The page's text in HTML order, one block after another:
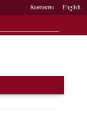
Контакты English